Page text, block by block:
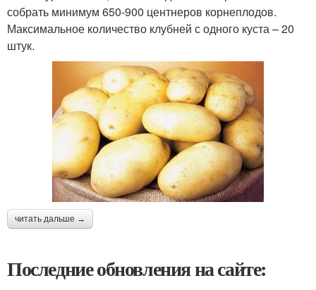
собрать минимум 650-900 центнеров корнеплодов.
Максимальное количество клубней с одного куста – 20
штук.
читать дальше →
Последние обновления на сайте: